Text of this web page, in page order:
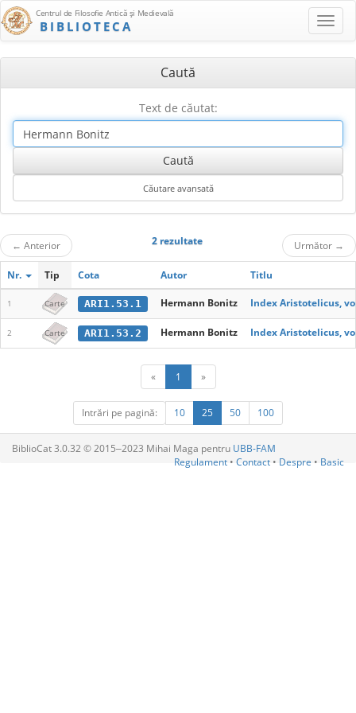
Centrul de Filosofie Antică şi Medievală
BIBLIOTECA
Caută
Text de căutat:
← Anterior 2 rezultate Următor →
Nr. Tip Cota Autor Titlu
1 Carte ARI1.53.1 Hermann Bonitz Index Aristotelicus,
2 Carte ARI1.53.2 Hermann Bonitz Index Aristotelicus,
« 1 »
Intrări pe pagină: 10 25 50 100
BiblioCat 3.0.32 © 2015‒2023 Mihai Maga pentru UBB-FAM
Regulament • Contact • Despre • Basic